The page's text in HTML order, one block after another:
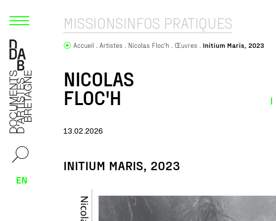
EN
MISSIONSINFOS PRATIQUES
Accueil Artistes Nicolas Floc'h Œuvres Initium Maris, 2023
NICOLAS
FLOC'H
13.02.2026
INITIUM MARIS, 2023